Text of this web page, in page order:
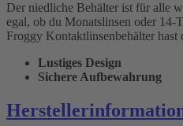
Der niedliche Behälter ist für alle
egal, ob du Monatslinsen oder 14-
Froggy Kontaktlinsenbehälter hast
Lustiges Design
Sichere Aufbewahrung